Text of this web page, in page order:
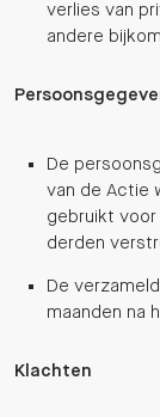
verlies van
andere
De
van de Actie
gebruikt
derden
De
maanden na
Klachten